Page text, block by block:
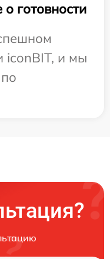
готовности
iconBIT, и мы